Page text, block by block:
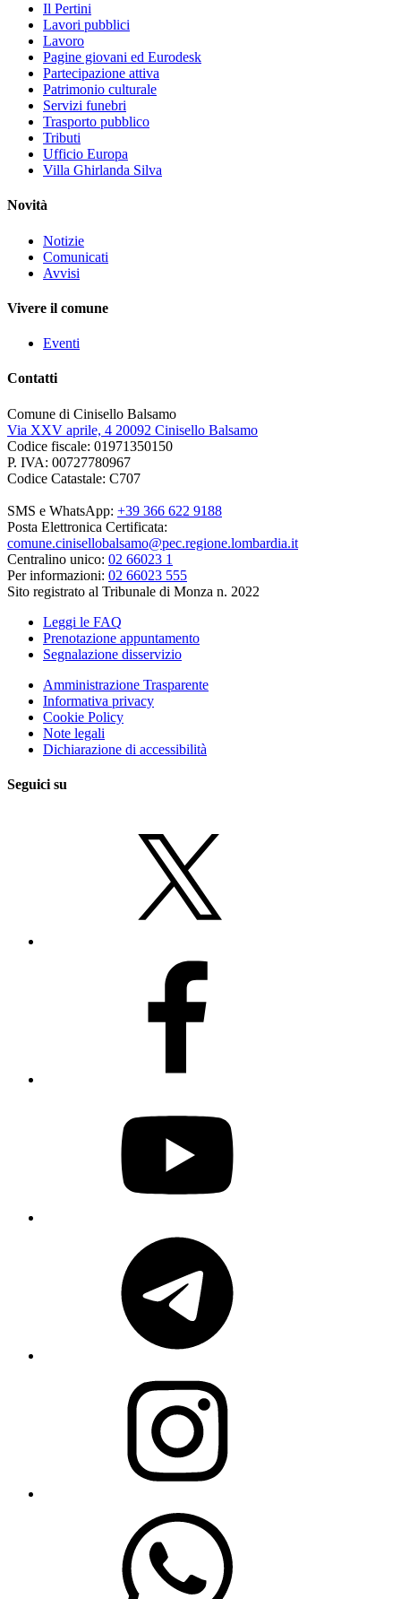
Il Pertini
Lavori pubblici
Lavoro
Pagine giovani ed Eurodesk
Partecipazione attiva
Patrimonio culturale
Servizi funebri
Trasporto pubblico
Tributi
Ufficio Europa
Villa Ghirlanda Silva
Novità
Notizie
Comunicati
Avvisi
Vivere il comune
Eventi
Contatti
Comune di Cinisello Balsamo
Via XXV aprile, 4 20092 Cinisello Balsamo
Codice fiscale: 01971350150
P. IVA: 00727780967
Codice Catastale: C707
SMS e WhatsApp: +39 366 622 9188
Posta Elettronica Certificata:
comune.cinisellobalsamo@pec.regione.lombardia.it
Centralino unico: 02 66023 1
Per informazioni: 02 66023 555
Sito registrato al Tribunale di Monza n. 2022
Leggi le FAQ
Prenotazione appuntamento
Segnalazione disservizio
Amministrazione Trasparente
Informativa privacy
Cookie Policy
Note legali
Dichiarazione di accessibilità
Seguici su